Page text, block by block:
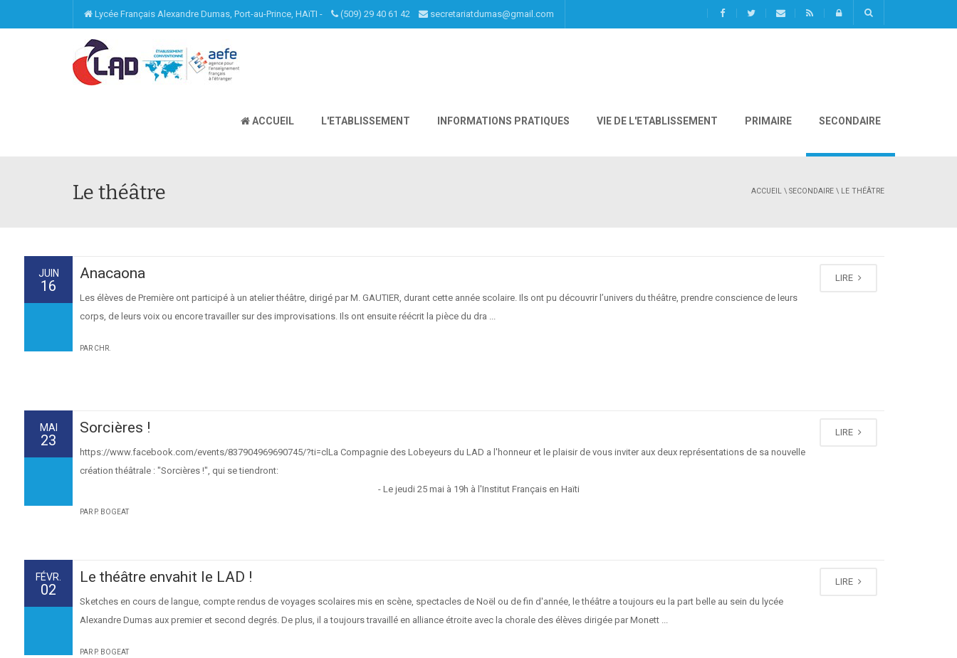
Lycée Français Alexandre Dumas, Port-au-Prince, HAïTI - (509) 29 40 61 42 secretariatdumas@gmail.com
ACCUEIL L'ETABLISSEMENT INFORMATIONS PRATIQUES VIE DE L'ETABLISSEMENT PRIMAIRE SECONDAIRE
Le théâtre ACCUEIL \ SECONDAIRE \ LE THÉÂTRE
LIRE
Anacaona
Les élèves de Première ont participé à un atelier théâtre, dirigé par M. GAUTIER, durant cette année scolaire. Ils ont pu découvrir l’univers du théâtre, prendre conscience de leurs
corps, de leurs voix ou encore travailler sur des improvisations. Ils ont ensuite réécrit la pièce du dra ...
PAR CHR.
JUIN
16
LIRE
Sorcières !
https://www.facebook.com/events/837904969690745/?ti=clLa Compagnie des Lobeyeurs du LAD a l'honneur et le plaisir de vous inviter aux deux représentations de sa nouvelle
création théâtrale : "Sorcières !", qui se tiendront:
- Le jeudi 25 mai à 19h à l'Institut Français en Haïti
PAR P. BOGEAT
MAI
23
LIRE
Le théâtre envahit le LAD !
Sketches en cours de langue, compte rendus de voyages scolaires mis en scène, spectacles de Noël ou de fin d'année, le théâtre a toujours eu la part belle au sein du lycée
Alexandre Dumas aux premier et second degrés. De plus, il a toujours travaillé en alliance étroite avec la chorale des élèves dirigée par Monett ...
PAR P. BOGEAT
FÉVR.
02